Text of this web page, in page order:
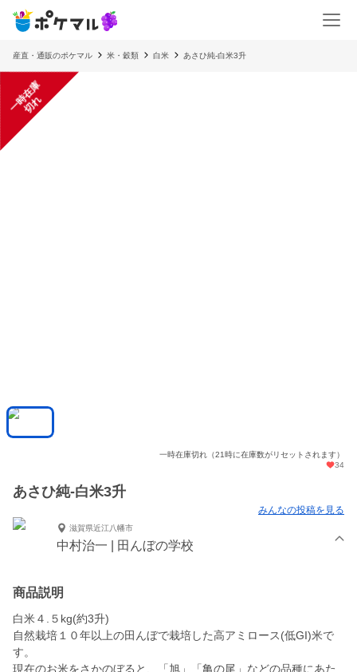
産直・通販のポケマル 米・穀類 白米 あさひ純-白米3升
一
時
在
庫
切
れ
一時在庫切れ（21時に在庫数がリセットされます）
34
あさひ純-白米3升
みんなの投稿を見る
滋賀県近江八幡市
中村治一 | 田んぼの学校
商品説明
白米４.５kg(約3升)
自然栽培１０年以上の田んぼで栽培した高アミロース(低GI)米で
す。
現在のお米をさかのぼると、「旭」「亀の尾」などの品種にあた